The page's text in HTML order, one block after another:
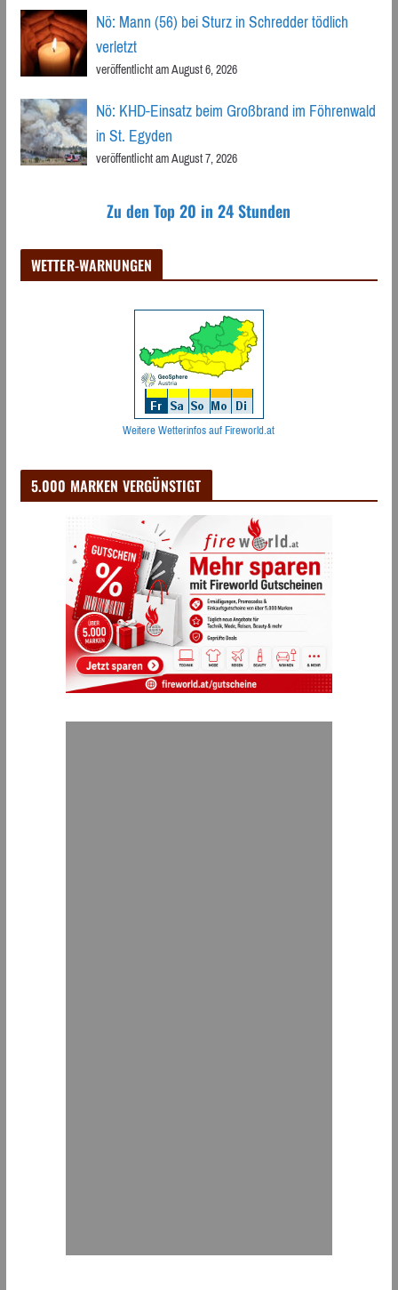
Nö: Mann (56) bei Sturz in Schredder tödlich
verletzt
veröffentlicht am August 6, 2026
Nö: KHD-Einsatz beim Großbrand im Föhrenwald
in St. Egyden
veröffentlicht am August 7, 2026
Zu den Top 20 in 24 Stunden
WETTER-WARNUNGEN
Weitere Wetterinfos auf Fireworld.at
5.000 MARKEN VERGÜNSTIGT